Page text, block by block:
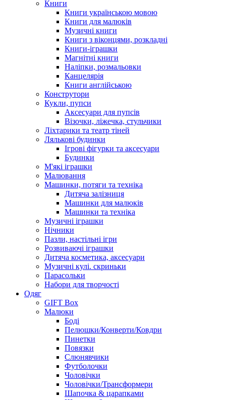
Книги
Книги українською мовою
Книги для малюків
Музичні книги
Книги з віконцями, розкладні
Книги-іграшки
Магнітні книги
Наліпки, розмальовки
Канцелярія
Книги англійською
Конструтори
Кукли, пупси
Аксесуари для пупсів
Візочки, ліжечка, стульчики
Ліхтарики та театр тіней
Лялькові будинки
Ігрові фігурки та аксесуари
Будинки
М'які іграшки
Малювання
Машинки, потяги та техніка
Дитяча залізниця
Машинки для малюків
Машинки та техніка
Музичні іграшки
Нічники
Пазли, настільні ігри
Розвиваючі іграшки
Дитяча косметика, аксесуари
Музичні кулі. скриньки
Парасольки
Набори для творчості
Одяг
GIFT Box
Малюки
Боді
Пелюшки/Конверти/Ковдри
Пинетки
Повязки
Слюнявчики
Футболочки
Чоловічки
Чоловічки/Трансформери
Шапочка & царапками